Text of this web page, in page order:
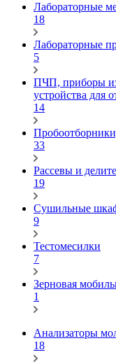
Лабораторные
18
Лабораторные
5
ПЧП, приборы
устройства для
14
33
Рассевы и
19
Сушильные
9
Тестомесилки
7
Зерновая
1
Анализаторы
18